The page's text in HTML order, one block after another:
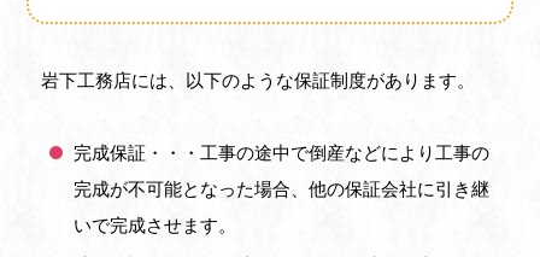
岩下工務店には、以下のような保証制度があります。
完成保証・・・工事の途中で倒産などにより工事の
完成が不可能となった場合、他の保証会社に引き継
いで完成させます。